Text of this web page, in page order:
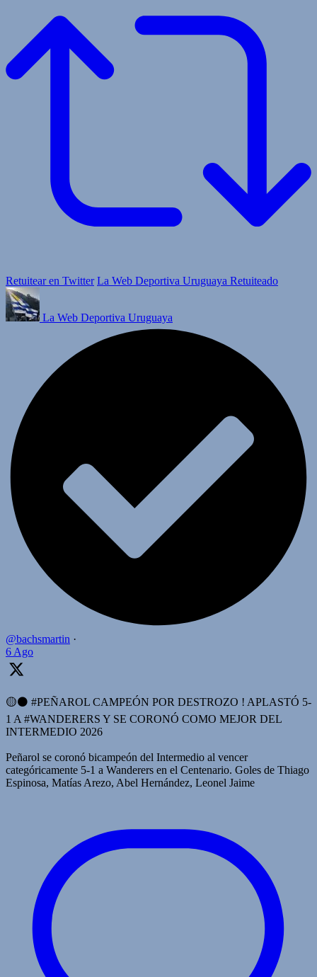
Retuitear en Twitter La Web Deportiva Uruguaya Retuiteado
La Web Deportiva Uruguaya
@bachsmartin ·
6 Ago
🟡⚫️ #PEÑAROL CAMPEÓN POR DESTROZO ! APLASTÓ 5-
1 A #WANDERERS Y SE CORONÓ COMO MEJOR DEL
INTERMEDIO 2026
Peñarol se coronó bicampeón del Intermedio al vencer
categóricamente 5-1 a Wanderers en el Centenario. Goles de Thiago
Espinosa, Matías Arezo, Abel Hernández, Leonel Jaime